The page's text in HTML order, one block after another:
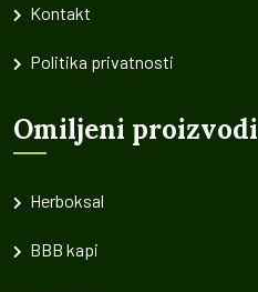
Kontakt
Politika privatnosti
Omiljeni proizvodi
Herboksal
BBB kapi